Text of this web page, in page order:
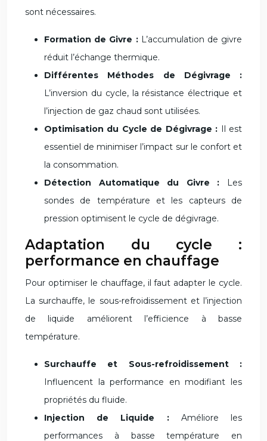
sont nécessaires.
Formation de Givre : L’accumulation de givre
réduit l’échange thermique.
Différentes Méthodes de Dégivrage :
L’inversion du cycle, la résistance électrique et
l’injection de gaz chaud sont utilisées.
Optimisation du Cycle de Dégivrage : Il est
essentiel de minimiser l’impact sur le confort et
la consommation.
Détection Automatique du Givre :
Les
sondes de température et les capteurs de
pression optimisent le cycle de dégivrage.
Adaptation du cycle :
performance en chauffage
Pour optimiser le chauffage, il faut adapter le cycle.
La surchauffe, le sous-refroidissement et l’injection
de liquide améliorent l’efficience à basse
température.
Surchauffe et Sous-refroidissement :
Influencent la performance en modifiant les
propriétés du fluide.
Injection de Liquide : Améliore les
performances à basse température en